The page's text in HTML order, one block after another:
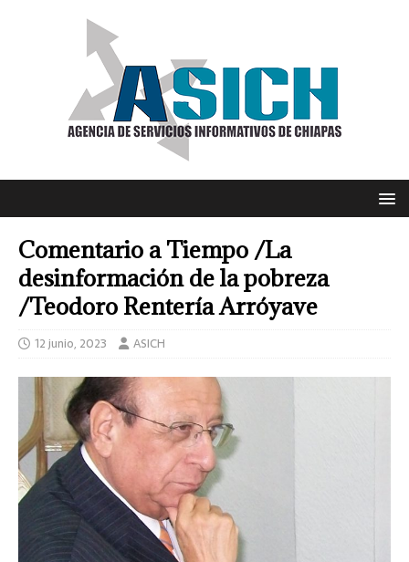
Comentario a Tiempo /La
desinformación de la pobreza
/Teodoro Rentería Arróyave
12 junio, 2023 ASICH